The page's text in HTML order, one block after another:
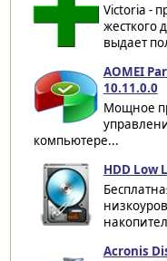
Victoria -
жесткого
выдает
AOMEI
10.11.0.0
Мощное
компьютере...
HDD Low
Acronis